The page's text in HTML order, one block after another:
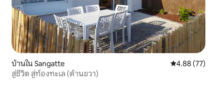
บ้านใน Sangatte คะแนนเฉลี่ย
4.88 (77)
สู่ชีวิต สู่ท้องทะเล (ด้านขวา)